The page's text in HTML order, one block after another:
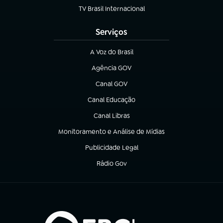
TV Brasil Internacional
(abre em nova aba)
Serviços
A Voz do Brasil
(abre em nova aba)
Agência GOV
(abre em nova aba)
Canal GOV
(abre em nova aba)
Canal Educação
(abre em nova aba)
Canal Libras
(abre em nova aba)
Monitoramento e Análise de Mídias
(abre em nova aba)
Publicidade Legal
(abre em nova aba)
Rádio Gov
(abre em nova aba)